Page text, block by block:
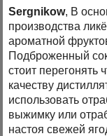
Sergnikow, В
производства
ароматной
Подброженный
стоит перегонять
качеству
использовать
выжимку или
настоя свежей